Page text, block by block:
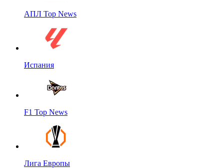
АПЛ Top News
Испания
F1 Top News
Лига Европы